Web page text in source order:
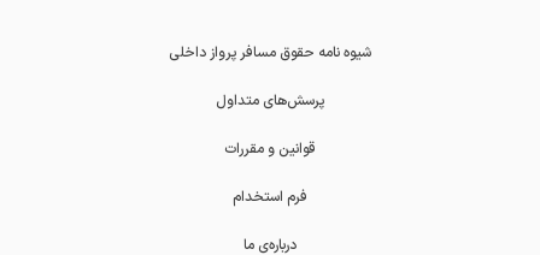
شیوه نامه حقوق مسافر پرواز داخلی
پرسش‌های متداول
قوانین و مقررات
فرم استخدام
درباره‌ی ما